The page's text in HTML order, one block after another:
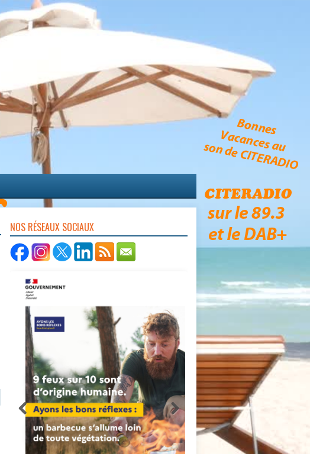
NOS RÉSEAUX SOCIAUX